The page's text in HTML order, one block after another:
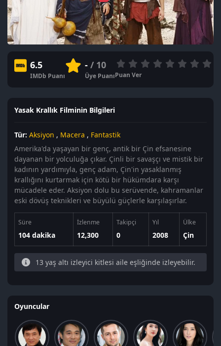
6.5
IMDb Puanı
-/ 10
Üye PuanıPuan Ver
Yasak Krallık Filminin Bilgileri
Tür: Aksiyon , Macera , Fantastik
Amerika'da yaşayan bir genç, antik bir Çin efsanesine
dayanan bir yolculuğa çıkar. Çinli bir savaşçı ve mistik bir
kadının yardımıyla, genç adam, Çin'in yasaklanmış
krallığını kurtarmak için kötü bir hükümdara karşı
mücadele eder. Aksiyon dolu bu serüvende, kahramanlar
eski dövüş teknikleri ve büyülü güçlerle karşılaşırlar.
Süre
104 dakika
İzlenme
12,300
Takipçi
0
Yıl
2008
Ülke
Çin
13 yaş altı izleyici kitlesi aile eşliğinde izleyebilir.
Oyuncular